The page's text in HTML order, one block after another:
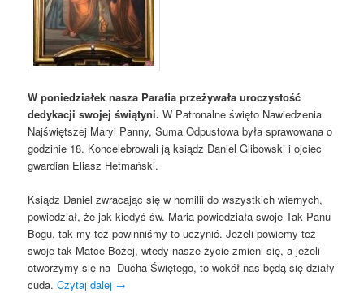
W poniedziałek nasza Parafia przeżywała uroczystość
dedykacji swojej świątyni. W Patronalne święto Nawiedzenia
Najświętszej Maryi Panny, Suma Odpustowa była sprawowana o
godzinie 18. Koncelebrowali ją ksiądz Daniel Glibowski i ojciec
gwardian Eliasz Hetmański.
Ksiądz Daniel zwracając się w homilii do wszystkich wiernych,
powiedział, że jak kiedyś św. Maria powiedziała swoje Tak Panu
Bogu, tak my też powinniśmy to uczynić. Jeżeli powiemy też
swoje tak Matce Bożej, wtedy nasze życie zmieni się, a jeżeli
otworzymy się na Ducha Świętego, to wokół nas będą się działy
cuda.Czytaj dalej →